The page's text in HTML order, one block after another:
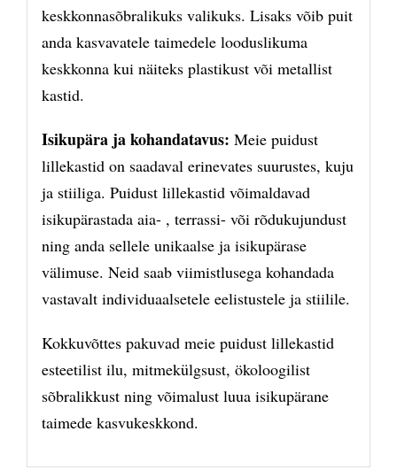
keskkonnasõbralikuks valikuks. Lisaks võib puit
anda kasvavatele taimedele looduslikuma
keskkonna kui näiteks plastikust või metallist
kastid.
Isikupära ja kohandatavus: Meie puidust
lillekastid on saadaval erinevates suurustes, kuju
ja stiiliga. Puidust lillekastid võimaldavad
isikupärastada aia- , terrassi- või rõdukujundust
ning anda sellele unikaalse ja isikupärase
välimuse. Neid saab viimistlusega kohandada
vastavalt individuaalsetele eelistustele ja stiilile.
Kokkuvõttes pakuvad meie puidust lillekastid
esteetilist ilu, mitmekülgsust, ökoloogilist
sõbralikkust ning võimalust luua isikupärane
taimede kasvukeskkond.